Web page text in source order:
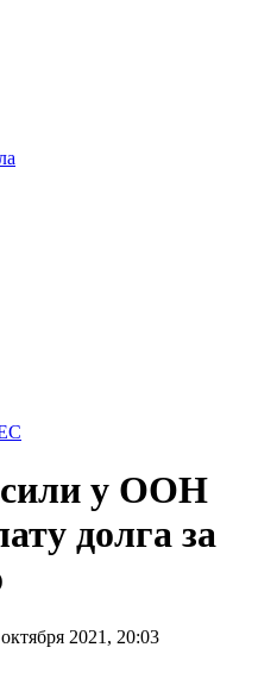
у ООН
долга за
2021, 20:03